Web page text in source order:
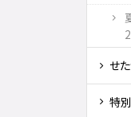
せ
特